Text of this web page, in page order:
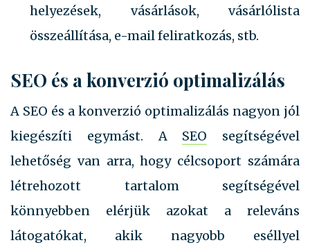
helyezések, vásárlások, vásárlólista
összeállítása, e-mail feliratkozás, stb.
SEO és a konverzió optimalizálás
A SEO és a konverzió optimalizálás nagyon jól
kiegészíti egymást. A SEO segítségével
lehetőség van arra, hogy célcsoport számára
létrehozott tartalom segítségével
könnyebben elérjük azokat a releváns
látogatókat, akik nagyobb eséllyel